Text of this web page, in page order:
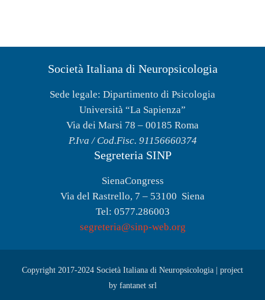
Società Italiana di Neuropsicologia
Sede legale: Dipartimento di Psicologia
Università “La Sapienza”
Via dei Marsi 78 – 00185 Roma
P.Iva / Cod.Fisc. 91156660374
Segreteria SINP
SienaCongress
Via del Rastrello, 7 – 53100 Siena
Tel: 0577.286003
segreteria@sinp-web.org
Copyright 2017-2024 Società Italiana di Neuropsicologia | project
by fantanet srl